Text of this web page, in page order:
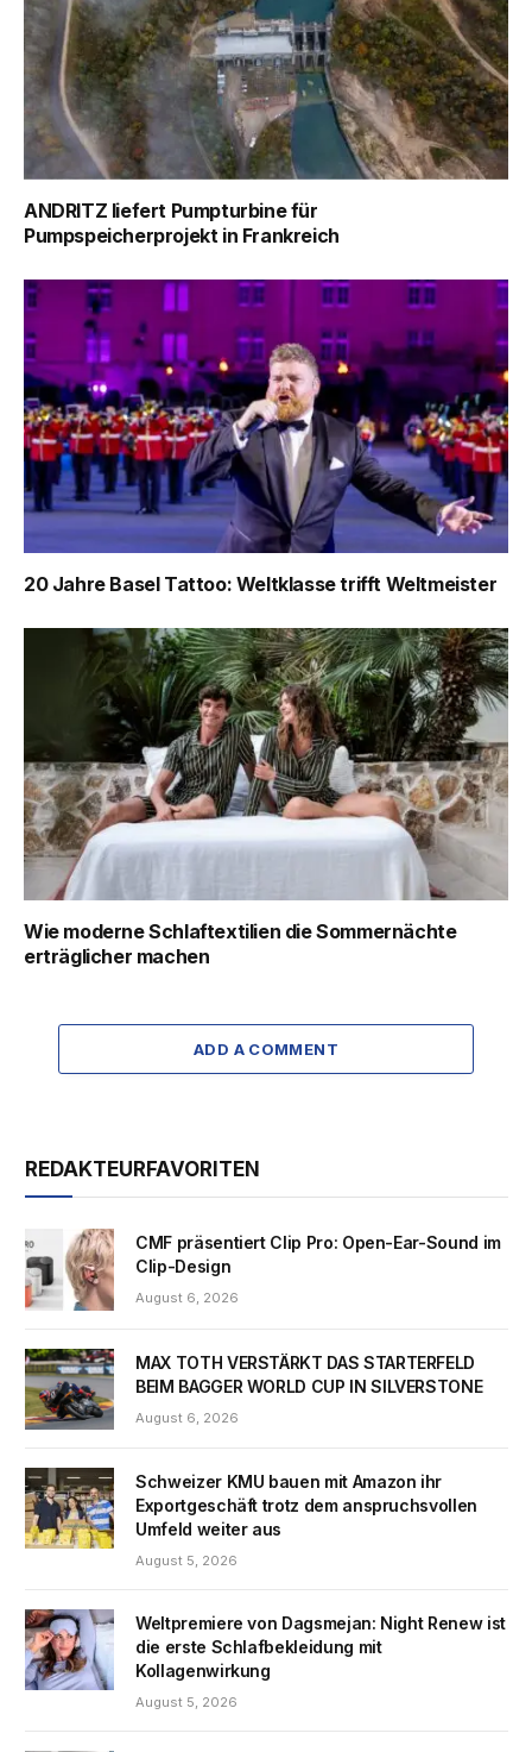
ANDRITZ liefert Pumpturbine für
Pumpspeicherprojekt in Frankreich
20 Jahre Basel Tattoo: Weltklasse trifft Weltmeister
Wie moderne Schlaftextilien die Sommernächte
erträglicher machen
ADD A COMMENT
REDAKTEURFAVORITEN
CMF präsentiert Clip Pro: Open-Ear-Sound im
Clip-Design
August 6, 2026
MAX TOTH VERSTÄRKT DAS STARTERFELD
BEIM BAGGER WORLD CUP IN SILVERSTONE
August 6, 2026
Schweizer KMU bauen mit Amazon ihr
Exportgeschäft trotz dem anspruchsvollen
Umfeld weiter aus
August 5, 2026
Weltpremiere von Dagsmejan: Night Renew ist
die erste Schlafbekleidung mit
Kollagenwirkung
August 5, 2026